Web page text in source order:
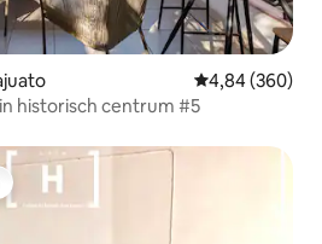
Gemiddelde
4,84 (360)
historisch centrum #5